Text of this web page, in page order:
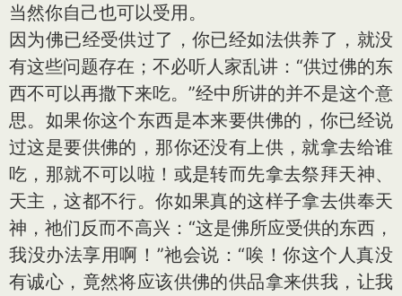
当然你自己也可以受用。
因为佛已经受供过了，你已经如法供养了，就没
有这些问题存在；不必听人家乱讲：“供过佛的东
西不可以再撒下来吃。”经中所讲的并不是这个意
思。如果你这个东西是本来要供佛的，你已经说
过这是要供佛的，那你还没有上供，就拿去给谁
吃，那就不可以啦！或是转而先拿去祭拜天神、
天主，这都不行。你如果真的这样子拿去供奉天
神，祂们反而不高兴：“这是佛所应受供的东西，
我没办法享用啊！”祂会说：“唉！你这个人真没
有诚心，竟然将应该供佛的供品拿来供我，让我